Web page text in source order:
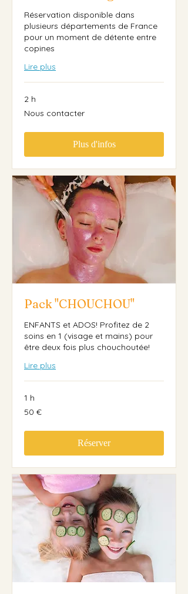
Réservation disponible dans
plusieurs départements de France
pour un moment de détente entre
copines
Lire plus
2 h
Nous
contacter
Nous contacter
Plus d'infos
Pack "CHOUCHOU"
ENFANTS et ADOS! Profitez de 2
soins en 1 (visage et mains) pour
être deux fois plus chouchoutée!
Lire plus
1 h
euros
50 €
Réserver